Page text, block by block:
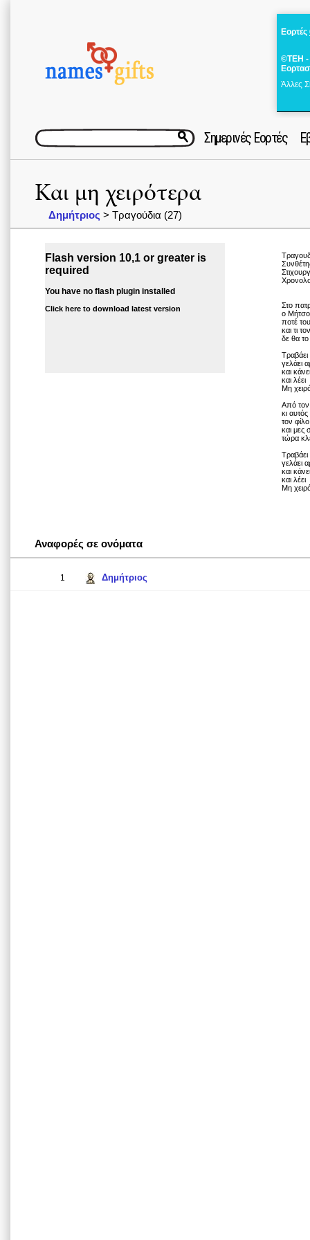
Εορτές
©ΤΕΗ -
Άλλες
Σημερινές Εορτές
Και μη χειρότερα
Δημήτριος > Τραγούδια (27)
Flash version 10,1 or greater is
required
You have no flash plugin installed
Click here to download latest version
Στο
ο
ποτέ
και τι
δε θα το
Τραβάει
γελάει
και
και λέει
Μη
Από
κι
τον
και μες
τώρα
Τραβάει
γελάει
και
και λέει
Μη
Αναφορές σε ονόματα
1 Δημήτριος